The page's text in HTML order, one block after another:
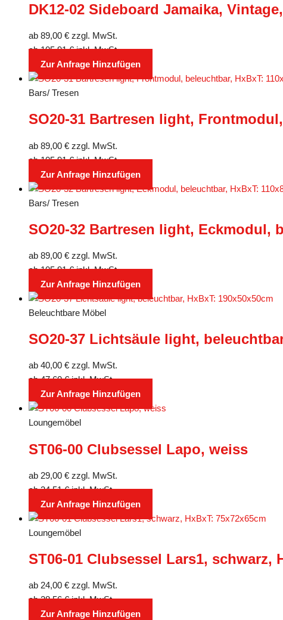
DK12-02 Sideboard Jamaika,
ab 89,00 € zzgl. MwSt.
ab105,91€inkl. MwSt.
Zur Anfrage Hinzufügen
Bars/ Tresen
SO20-31 Bartresen light,
ab 89,00 € zzgl. MwSt.
ab105,91€inkl. MwSt.
Zur Anfrage Hinzufügen
Bars/ Tresen
SO20-32 Bartresen light, Eckmodul,
ab 89,00 € zzgl. MwSt.
ab105,91€inkl. MwSt.
Zur Anfrage Hinzufügen
Beleuchtbare Möbel
SO20-37 Lichtsäule light,
ab 40,00 € zzgl. MwSt.
ab47,60€inkl. MwSt.
Zur Anfrage Hinzufügen
Loungemöbel
ST06-00 Clubsessel Lapo, weiss
ab 29,00 € zzgl. MwSt.
ab34,51€inkl. MwSt.
Zur Anfrage Hinzufügen
Loungemöbel
ST06-01 Clubsessel Lars1, schwarz,
ab 24,00 € zzgl. MwSt.
ab28,56€inkl. MwSt.
Zur Anfrage Hinzufügen